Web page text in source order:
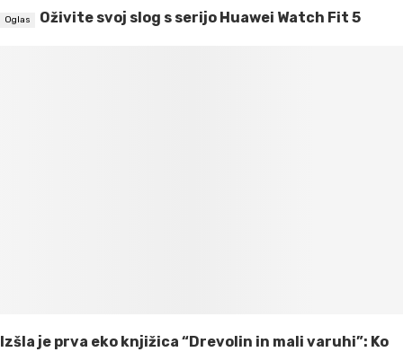
Oživite svoj slog s serijo Huawei Watch Fit 5
Izšla je prva eko knjižica “Drevolin in mali varuhi”: Ko